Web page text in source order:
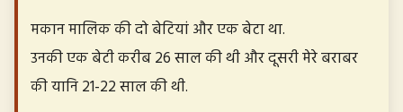
मकान मालिक की दो बेटियां और एक बेटा था.
उनकी एक बेटी करीब 26 साल की थी और दूसरी मेरे बराबर
की यानि 21-22 साल की थी.